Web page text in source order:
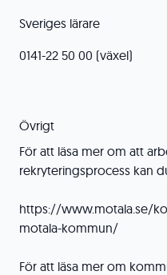
Sveriges lärare
0141-22 50 00 (växel)
Övrigt
För att läsa mer om att
rekryteringsprocess kan
https://www.motala.se/
motala-kommun/
För att läsa mer om